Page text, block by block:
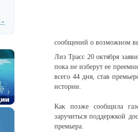
»
сообщений о возможном
Лиз Трасс 20 октября
пока не изберут ее
всего 44 дня, став
истории.
Как позже сообщила
заручиться поддержкой
премьера.